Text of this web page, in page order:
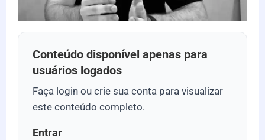
Conteúdo disponível apenas para
usuários logados
Faça login ou crie sua conta para visualizar
este conteúdo completo.
Entrar